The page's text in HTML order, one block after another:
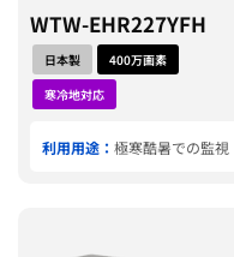
WTW-EHR227YFH
日本製
400万画素
寒冷地対応
利用用途： 極寒酷暑での監視